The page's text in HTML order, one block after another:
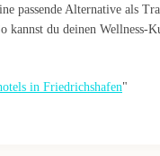
passende Alternative als
kannst du deinen Wellness-
in Friedrichshafen"